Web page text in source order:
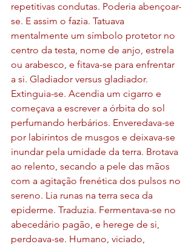
repetitivas condutas. Poderia abençoar-
se. E assim o fazia. Tatuava
mentalmente um símbolo protetor no
centro da testa, nome de anjo, estrela
ou arabesco, e fitava-se para enfrentar
a si. Gladiador versus gladiador.
Extinguia-se. Acendia um cigarro e
começava a escrever a órbita do sol
perfumando herbários. Enveredava-se
por labirintos de musgos e deixava-se
inundar pela umidade da terra. Brotava
ao relento, secando a pele das mãos
com a agitação frenética dos pulsos no
sereno. Lia runas na terra seca da
epiderme. Traduzia. Fermentava-se no
abecedário pagão, e herege de si,
perdoava-se. Humano, viciado,